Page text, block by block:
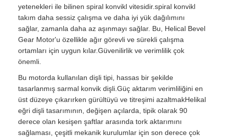
yetenekleri ile bilinen spiral konvikl vitesidir.spiral konvikl
takım daha sessiz çalışma ve daha iyi yük dağılımını
sağlar, zamanla daha az aşınmayı sağlar. Bu, Helical Bevel
Gear Motor'u özellikle ağır görevli ve sürekli çalışma
ortamları için uygun kılar.Güvenilirlik ve verimlilik çok
önemli.
Bu motorda kullanılan dişli tipi, hassas bir şekilde
tasarlanmış sarmal konvik dişli.Güç aktarım verimliliğini en
üst düzeye çıkarırken gürültüyü ve titreşimi azaltmakHelikal
eğri dişli tasarımının, değişen açılarda, tipik olarak 90
derece olan kesişen şaftlar arasında tork aktarımını
sağlaması, çeşitli mekanik kurulumlar için son derece çok